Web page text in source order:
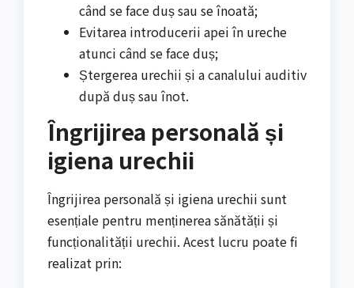
când se face duș sau se înoată;
Evitarea introducerii apei în ureche
atunci când se face duș;
Ștergerea urechii și a canalului auditiv
după duș sau înot.
Îngrijirea personală și
igiena urechii
Îngrijirea personală și igiena urechii sunt
esențiale pentru menținerea sănătății și
funcționalității urechii. Acest lucru poate fi
realizat prin: